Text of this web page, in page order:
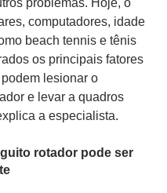
problemas. Hoje, o
computadores, idade
beach tennis e tênis
os principais fatores
lesionar o
e levar a quadros
a especialista.
rotador pode ser